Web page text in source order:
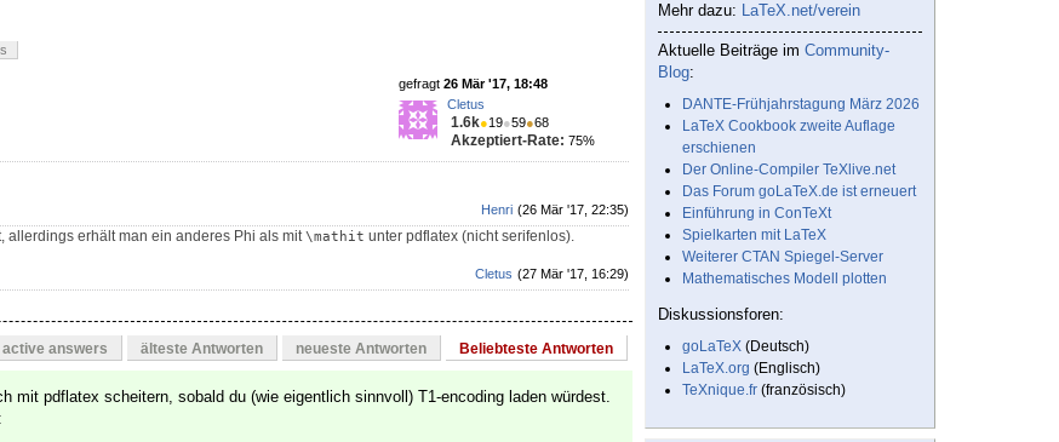
gefragt 26 Mär '17, 18:48
Cletus
1.6k●19●59●68
Akzeptiert-Rate: 75%
(26 Mär '17, 22:35)
Henri
allerdings erhält man ein anderes Phi als mit\mathit unter pdflatex (nicht serifenlos).
(27 Mär '17, 16:29)
Cletus
active answers älteste Antworten neueste Antworten Beliebteste Antworten
mit pdflatex scheitern, sobald du (wie eigentlich sinnvoll) T1-encoding laden würdest.
Mehr dazu: LaTeX.net/verein
Aktuelle Beiträge im Community-
Blog:
DANTE-Frühjahrstagung März 2026
LaTeX Cookbook zweite Auflage
erschienen
Der Online-Compiler TeXlive.net
Das Forum goLaTeX.de ist erneuert
Einführung in ConTeXt
Spielkarten mit LaTeX
Weiterer CTAN Spiegel-Server
Mathematisches Modell plotten
Diskussionsforen:
goLaTeX (Deutsch)
LaTeX.org (Englisch)
TeXnique.fr (französisch)